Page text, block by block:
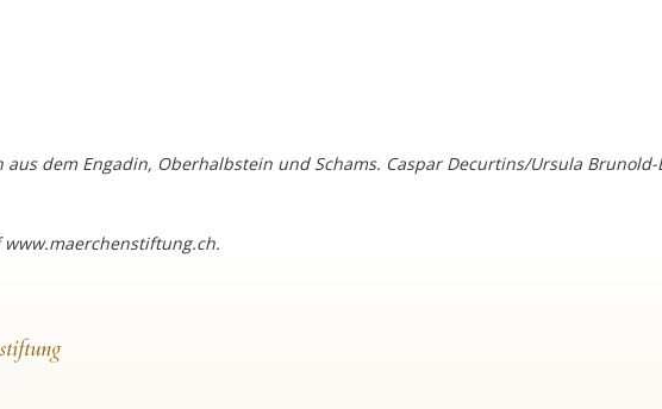
dem Engadin, Oberhalbstein und Schams. Caspar Decurtins/Ursula